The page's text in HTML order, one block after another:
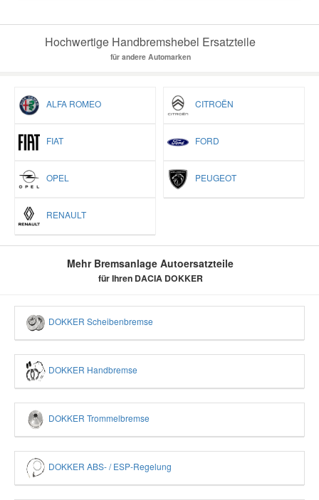
Hochwertige Handbremshebel Ersatzteile
für andere Automarken
ALFA ROMEO CITROËN
FIAT FORD
OPEL PEUGEOT
RENAULT
Mehr Bremsanlage Autoersatzteile
für Ihren DACIA DOKKER
DOKKER Scheibenbremse
DOKKER Handbremse
DOKKER Trommelbremse
DOKKER ABS- / ESP-Regelung